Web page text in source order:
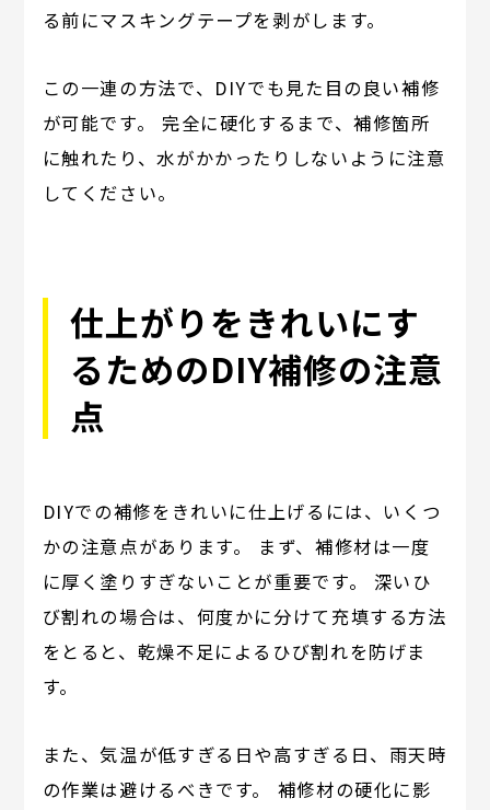
る前にマスキングテープを剥がします。
この一連の方法で、DIYでも見た目の良い補修
が可能です。 完全に硬化するまで、補修箇所
に触れたり、水がかかったりしないように注意
してください。
仕上がりをきれいにす
るためのDIY補修の注意
点
DIYでの補修をきれいに仕上げるには、いくつ
かの注意点があります。 まず、補修材は一度
に厚く塗りすぎないことが重要です。 深いひ
び割れの場合は、何度かに分けて充填する方法
をとると、乾燥不足によるひび割れを防げま
す。
また、気温が低すぎる日や高すぎる日、雨天時
の作業は避けるべきです。 補修材の硬化に影